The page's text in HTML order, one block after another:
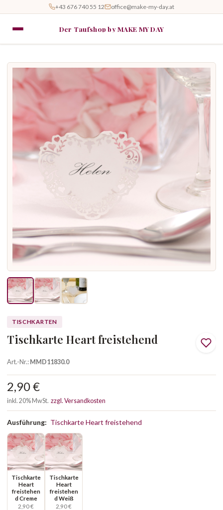
+43 676 740 55 12 office@make-my-day.at
Der Taufshop by MAKE MY DAY
TISCHKARTEN
Tischkarte Heart freistehend
Art.-Nr.:MMD11830.0
2,90 €
inkl. 20% MwSt. zzgl. Versandkosten
Ausführung: Tischkarte Heart freistehend
Tischkarte
Heart
freistehen
d Creme
2,90 €
Tischkarte
Heart
freistehen
d Weiß
2,90 €